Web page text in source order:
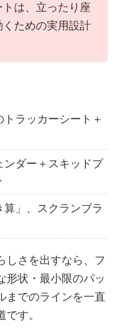
は、立ったり座
ための実用設計
トラッカーシート＋
ンダー＋スキッドプ
算」、スクランブラ
しさを出すなら、フ
形状・最小限のパッ
までのラインを一直
です。